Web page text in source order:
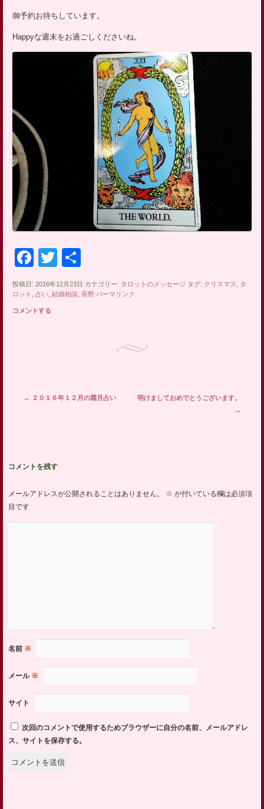
御予約お待ちしています。
Happyな週末をお過ごしくださいね。
Facebook
Twitter
有
投稿日: 2016年12月23日 カテゴリー: タロットのメッセージ タグ: クリスマス
タ
ロット
,占い ,結婚相談 ,長野 パーマリンク
コメントする
投稿ナビゲーション
← ２０１６年１２月の霜月占い
明けましておめでとうございます。
→
コメントを残す
メールアドレスが公開されることはありません。 ※ が付いている欄は必須項
目です
名前 ※
メール ※
サイト
次回のコメントで使用するためブラウザーに自分の名前、メールアドレ
ス、サイトを保存する。